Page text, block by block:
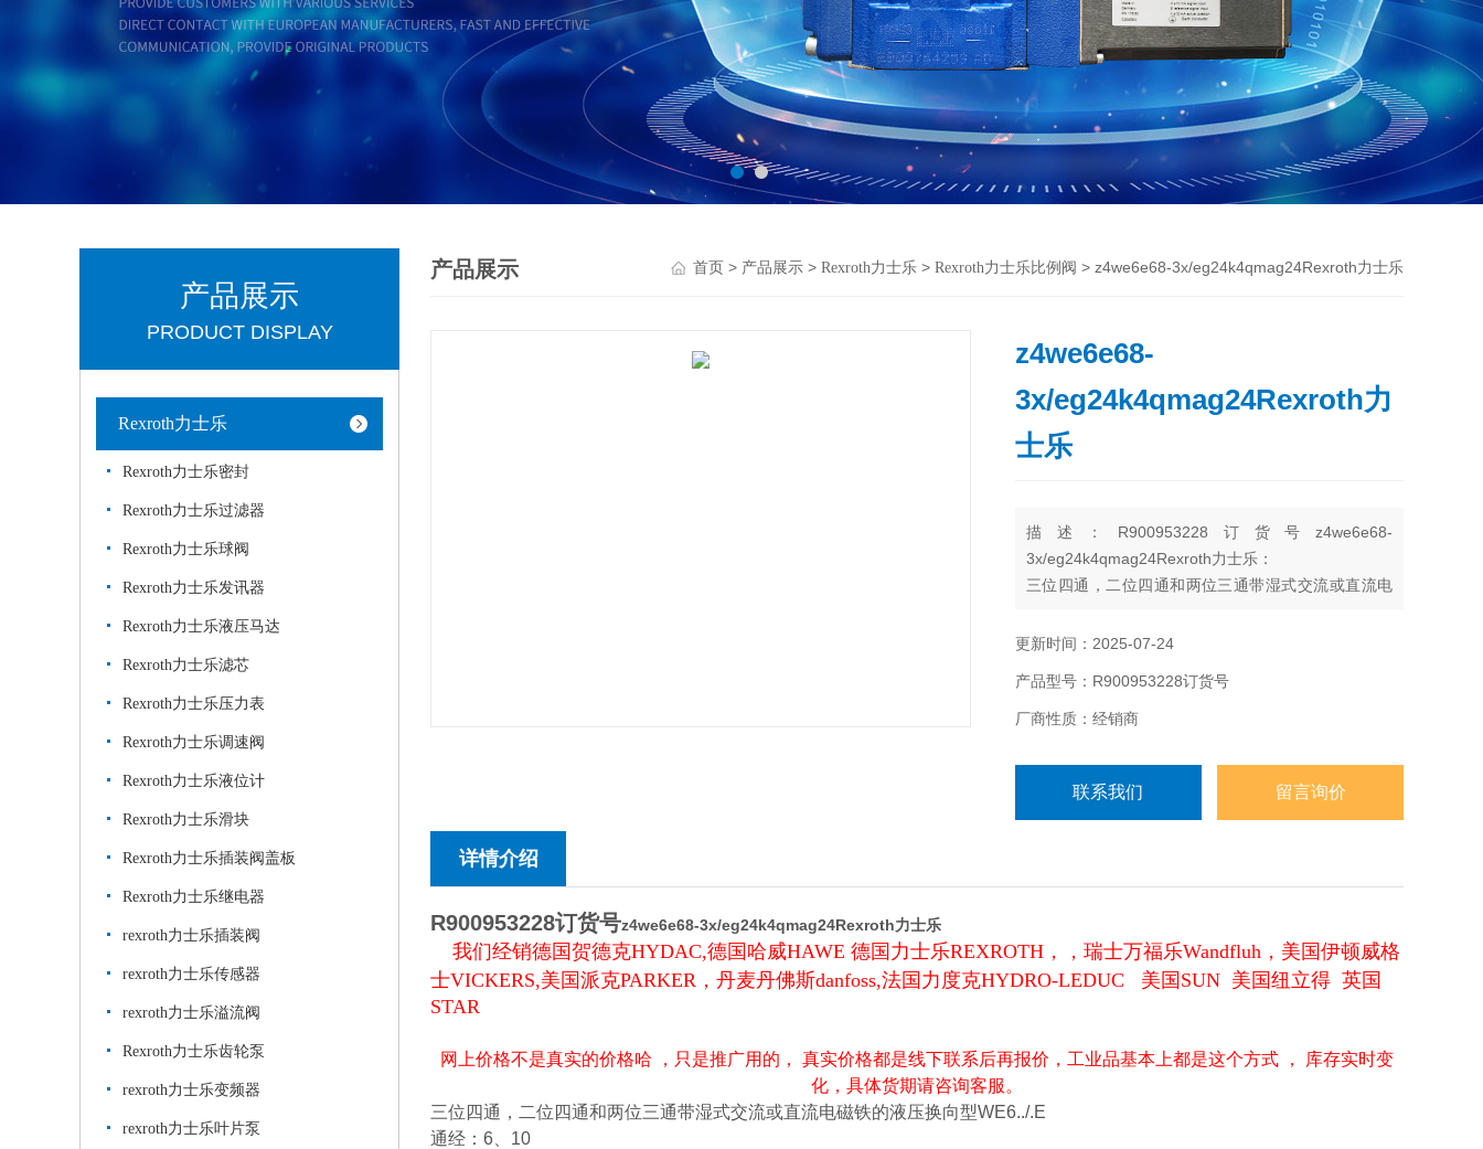
产品展示
PRODUCT DISPLAY
Rexroth力士乐
Rexroth力士乐密封
Rexroth力士乐过滤器
Rexroth力士乐球阀
Rexroth力士乐发讯器
Rexroth力士乐液压马达
Rexroth力士乐滤芯
Rexroth力士乐压力表
Rexroth力士乐调速阀
Rexroth力士乐液位计
Rexroth力士乐滑块
Rexroth力士乐插装阀盖板
Rexroth力士乐继电器
rexroth力士乐插装阀
rexroth力士乐传感器
rexroth力士乐溢流阀
Rexroth力士乐齿轮泵
rexroth力士乐变频器
rexroth力士乐叶片泵
产品展示 首页 > 产品展示 > Rexroth力士乐 > Rexroth力士乐比例阀 > z4we6e68-3x/eg24k4qmag24Rexroth力士乐
z4we6e68-
3x/eg24k4qmag24Rexroth力
士乐
描述：R900953228订货号z4we6e68-
3x/eg24k4qmag24Rexroth力士乐：
三位四通，二位四通和两位三通带湿式交流或直流电
通经：6、10
zui高工作压力350bar
zui大流量80L/min
更新时间：2025-07-24
产品型号：R900953228订货号
厂商性质：经销商
联系我们 留言询价
详情介绍
R900953228订货号z4we6e68-3x/eg24k4qmag24Rexroth力士乐
我们经销德国贺德克HYDAC,德国哈威HAWE 德国力士乐REXROTH，，瑞士万福乐Wandfluh，美国伊顿威格
士VICKERS,美国派克PARKER，丹麦丹佛斯danfoss,法国力度克HYDRO-LEDUC 美国SUN 美国纽立得 英国
STAR
网上价格不是真实的价格哈 ，只是推广用的， 真实价格都是线下联系后再报价，工业品基本上都是这个方式 ， 库存实时变
化，具体货期请咨询客服。
三位四通，二位四通和两位三通带湿式交流或直流电磁铁的液压换向型WE6../.E
通经：6、10